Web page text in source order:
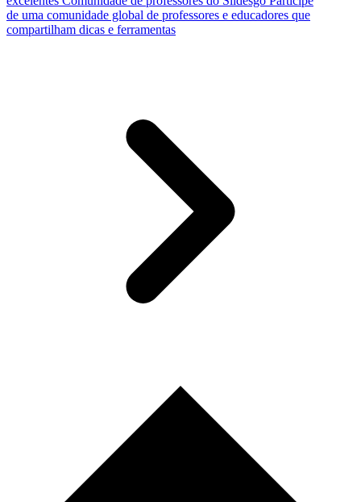
de uma comunidade global de professores e educadores que
compartilham dicas e ferramentas